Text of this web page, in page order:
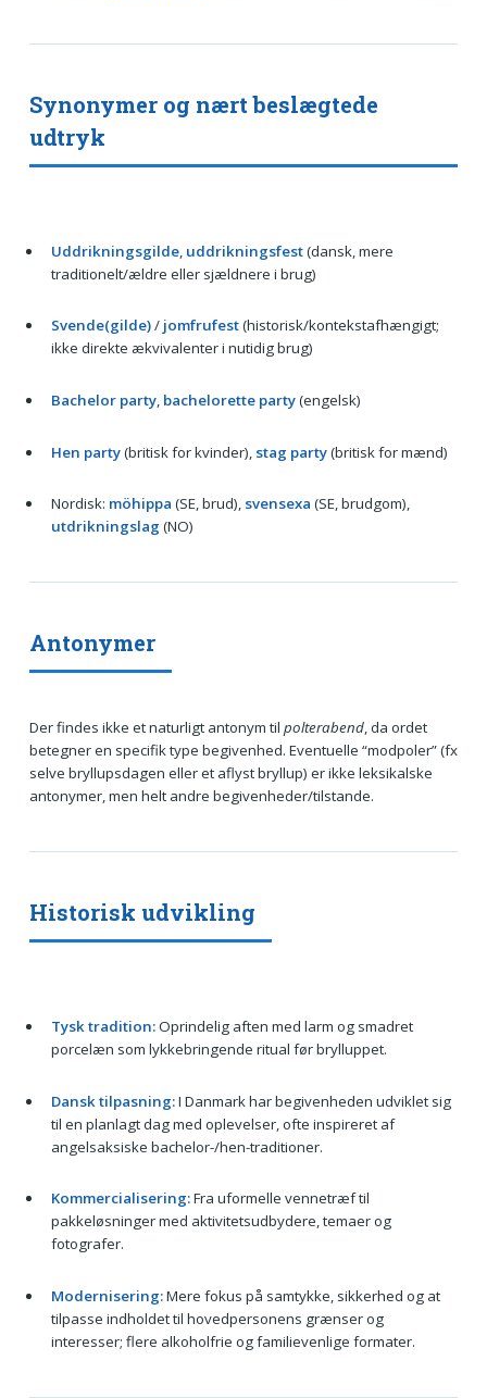
Synonymer og nært beslægtede
udtryk
Uddrikningsgilde, uddrikningsfest(dansk, mere
traditionelt/ældre eller sjældnere i brug)
Svende(gilde)/ jomfrufest(historisk/kontekstafhængigt;
ikke direkte ækvivalenter i nutidig brug)
Bachelor party, bachelorette party(engelsk)
Hen party(britisk for kvinder), stag party(britisk for mænd)
Nordisk: möhippa (SE, brud), svensexa (SE, brudgom),
utdrikningslag (NO)
Antonymer
Der findes ikke et naturligt antonym til polterabend, da ordet
betegner en specifik type begivenhed. Eventuelle “modpoler” (fx
selve bryllupsdagen eller et aflyst bryllup) er ikke leksikalske
antonymer, men helt andre begivenheder/tilstande.
Historisk udvikling
Tysk tradition:Oprindelig aften med larm og smadret
porcelæn som lykkebringende ritual før brylluppet.
Dansk tilpasning:I Danmark har begivenheden udviklet sig
til en planlagt dag med oplevelser, ofte inspireret af
angelsaksiske bachelor-/hen-traditioner.
Kommercialisering:Fra uformelle vennetræf til
pakkeløsninger med aktivitetsudbydere, temaer og
fotografer.
Modernisering:Mere fokus på samtykke, sikkerhed og at
tilpasse indholdet til hovedpersonens grænser og
interesser; flere alkoholfrie og familievenlige formater.